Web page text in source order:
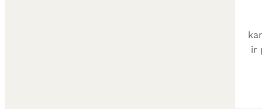
ir